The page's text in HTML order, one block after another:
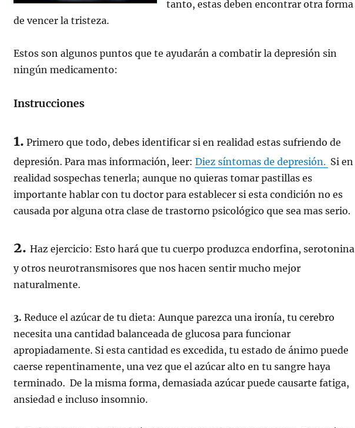
tanto, estas deben encontrar otra forma
de vencer la tristeza.
Estos son algunos puntos que te ayudarán a combatir la depresión sin
ningún medicamento:
Instrucciones
1. Primero que todo, debes identificar si en realidad estas sufriendo de
depresión. Para mas información, leer: Diez síntomas de depresión. Si en
realidad sospechas tenerla; aunque no quieras tomar pastillas es
importante hablar con tu doctor para establecer si esta condición no es
causada por alguna otra clase de trastorno psicológico que sea mas serio.
2. Haz ejercicio: Esto hará que tu cuerpo produzca endorfina, serotonina
y otros neurotransmisores que nos hacen sentir mucho mejor
naturalmente.
3. Reduce el azúcar de tu dieta: Aunque parezca una ironía, tu cerebro
necesita una cantidad balanceada de glucosa para funcionar
apropiadamente. Si esta cantidad es excedida, tu estado de ánimo puede
caerse repentinamente, una vez que el azúcar alto en tu sangre haya
terminado. De la misma forma, demasiada azúcar puede causarte fatiga,
ansiedad e incluso insomnio.